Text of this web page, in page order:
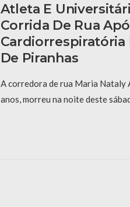
Atleta E
Corrida De Rua
Cardiorrespiratória
De Piranhas
A corredora de rua Maria Nataly
anos, morreu na noite deste